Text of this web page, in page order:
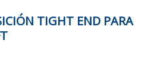
TIGHT END PARA